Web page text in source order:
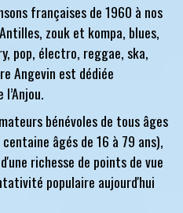
françaises de 1960 à nos
zouk et kompa, blues,
pop, électro, reggae, ska,
Angevin est dédiée
bénévoles de tous âges
âgés de 16 à 79 ans),
richesse de points de vue
populaire aujourd'hui